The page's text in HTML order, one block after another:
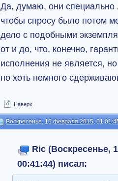
Да, думаю, они специально
чтобы спросу было потом
дело с подобными
от и до, что, конечно,
исполнения не является,
но хоть немного
Наверх
Воскресенье, 15 февраля 2015,
Ric (Воскресенье,
00:41:44) писал: